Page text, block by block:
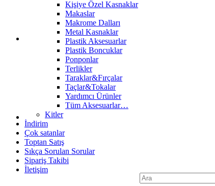
Kişiye Özel Kasnaklar
Makaslar
Makrome Dalları
Metal Kasnaklar
Plastik Aksesuarlar
Plastik Boncuklar
Ponponlar
Terlikler
Taraklar&Fırçalar
Taçlar&Tokalar
Yardımcı Ürünler
Tüm Aksesuarlar…
Kitler
İndirim
Çok satanlar
Toptan Satış
Sıkça Sorulan Sorular
Sipariş Takibi
İletişim
Search
for: